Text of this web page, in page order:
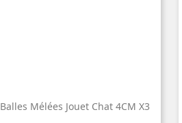
Balles Mélées Jouet Chat 4CM X3